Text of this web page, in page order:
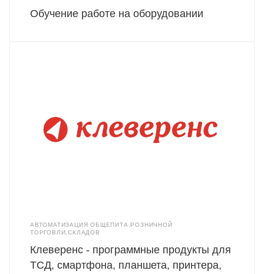
Обучение работе на оборудовании
АВТОМАТИЗАЦИЯ ОБЩЕПИТА,РОЗНИЧНОЙ
ТОРГОВЛИ,СКЛАДОВ
Клеверенс - программные продукты для
ТСД, смартфона, планшета, принтера,